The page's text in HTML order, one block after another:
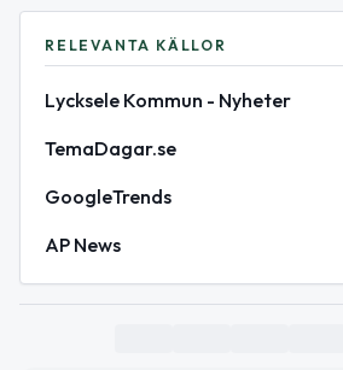
RELEVANTA KÄLLOR
Lycksele Kommun - Nyheter
TemaDagar.se
GoogleTrends
AP News